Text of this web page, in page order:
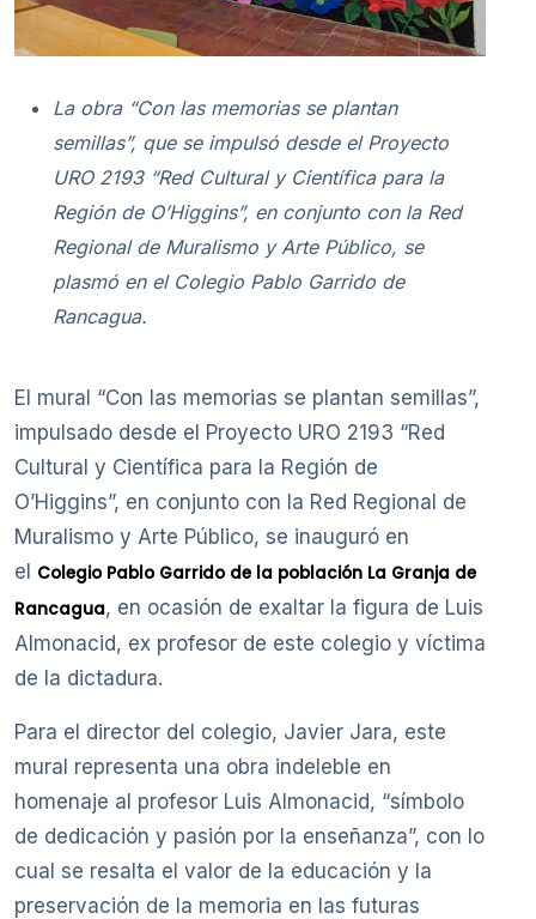
La obra “Con las memorias se plantan
semillas”, que se impulsó desde el Proyecto
URO 2193 “Red Cultural y Científica para la
Región de O’Higgins”, en conjunto con la Red
Regional de Muralismo y Arte Público, se
plasmó en el Colegio Pablo Garrido de
Rancagua.
El mural “Con las memorias se plantan semillas”,
impulsado desde el Proyecto URO 2193 “Red
Cultural y Científica para la Región de
O’Higgins”, en conjunto con la Red Regional de
Muralismo y Arte Público, se inauguró en
el Colegio Pablo Garrido de la población La Granja de
Rancagua, en ocasión de exaltar la figura de Luis
Almonacid, ex profesor de este colegio y víctima
de la dictadura.
Para el director del colegio, Javier Jara, este
mural representa una obra indeleble en
homenaje al profesor Luis Almonacid, “símbolo
de dedicación y pasión por la enseñanza”, con lo
cual se resalta el valor de la educación y la
preservación de la memoria en las futuras